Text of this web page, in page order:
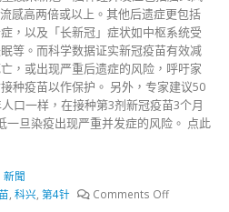
感高两倍或以上。其他后遗症更包括
，以及「长新冠」症状如中枢系统受
等。而科学数据证实新冠疫苗有效减
，或出现严重后遗症的风险，呼吁家
种疫苗以作保护。 另外，专家建议50
口一样，在接种第3剂新冠疫苗3个月
一旦染疫出现严重并发症的风险。 点此
新聞
科兴 第4针 Comments Off